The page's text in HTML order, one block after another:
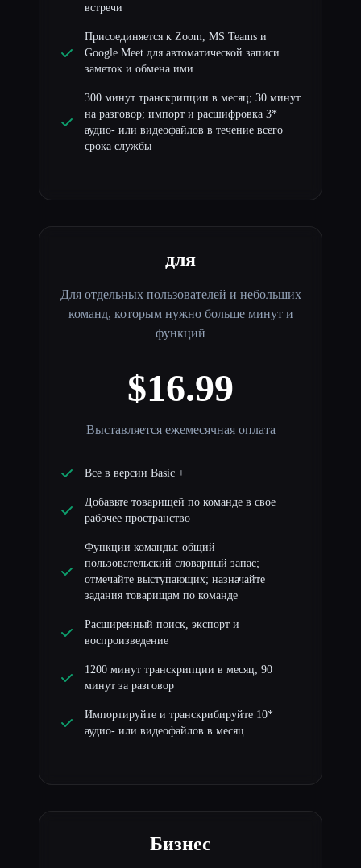
встречи
Присоединяется к Zoom, MS Teams и
Google Meet для автоматической записи
заметок и обмена ими
300 минут транскрипции в месяц; 30 минут
на разговор; импорт и расшифровка 3*
аудио- или видеофайлов в течение всего
срока службы
для
Для отдельных пользователей и небольших
команд, которым нужно больше минут и
функций
$16.99
Выставляется ежемесячная оплата
Все в версии Basic +
Добавьте товарищей по команде в свое
рабочее пространство
Функции команды: общий
пользовательский словарный запас;
отмечайте выступающих; назначайте
задания товарищам по команде
Расширенный поиск, экспорт и
воспроизведение
1200 минут транскрипции в месяц; 90
минут за разговор
Импортируйте и транскрибируйте 10*
аудио- или видеофайлов в месяц
Бизнес